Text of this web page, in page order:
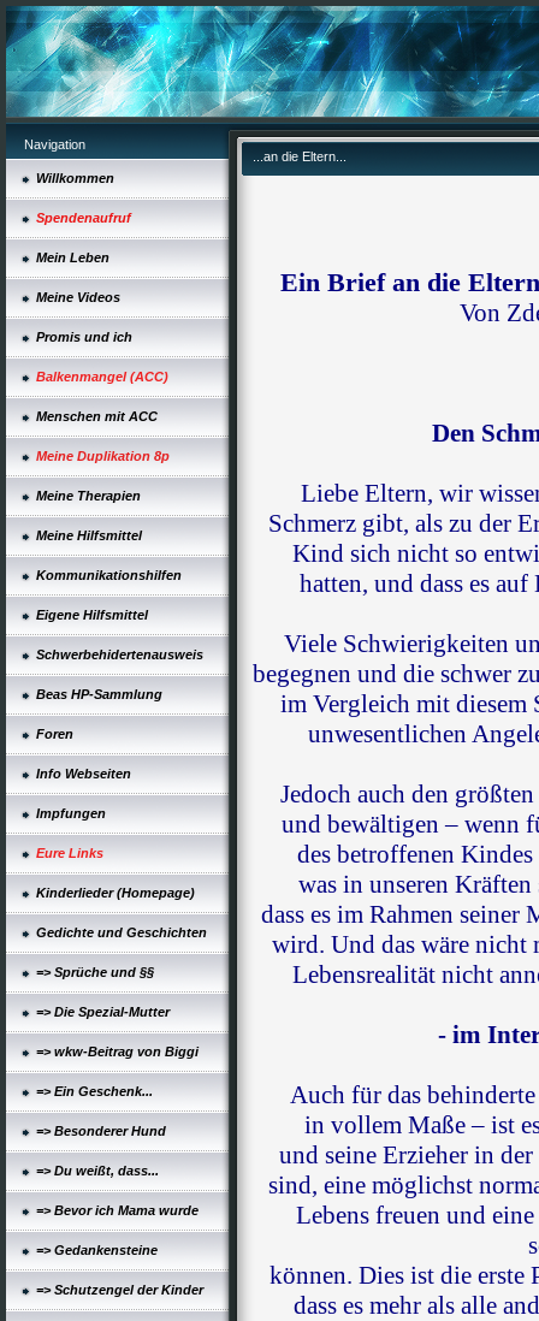
Navigation
Willkommen
Spendenaufruf
Mein Leben
Meine Videos
Promis und ich
Balkenmangel (ACC)
Menschen mit ACC
Meine Duplikation 8p
Meine Therapien
Meine Hilfsmittel
Kommunikationshilfen
Eigene Hilfsmittel
Schwerbehidertenausweis
Beas HP-Sammlung
Foren
Info Webseiten
Impfungen
Eure Links
Kinderlieder (Homepage)
Gedichte und Geschichten
=> Sprüche und §§
=> Die Spezial-Mutter
=> wkw-Beitrag von Biggi
=> Ein Geschenk...
=> Besonderer Hund
=> Du weißt, dass...
=> Bevor ich Mama wurde
=> Gedankensteine
=> Schutzengel der Kinder
...an die Eltern...
Ein Brief an die
Von
Den
Liebe Eltern, wir
Schmerz gibt, als zu der
Kind sich nicht so
hatten, und dass es
Viele Schwierigkeiten
begegnen und die schwer
im Vergleich mit diesem
unwesentlichen
Jedoch auch den
und bewältigen – wenn
des betroffenen
was in unseren
dass es im Rahmen
wird. Und das wäre nicht
Lebensrealität nicht
- im
Auch für das
in vollem Maße – ist
und seine Erzieher in
sind, eine möglichst
Lebens freuen und
können. Dies ist die
dass es mehr als alle